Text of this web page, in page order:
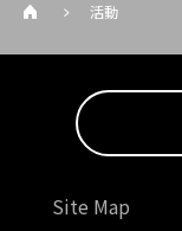
活動
Site Map